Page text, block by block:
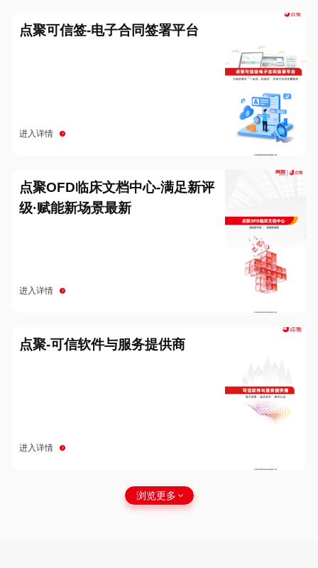
点聚可信签-电子合同签署平台
进入详情
点聚OFD临床文档中心-满足新评
级·赋能新场景最新
进入详情
点聚-可信软件与服务提供商
进入详情
浏览更多